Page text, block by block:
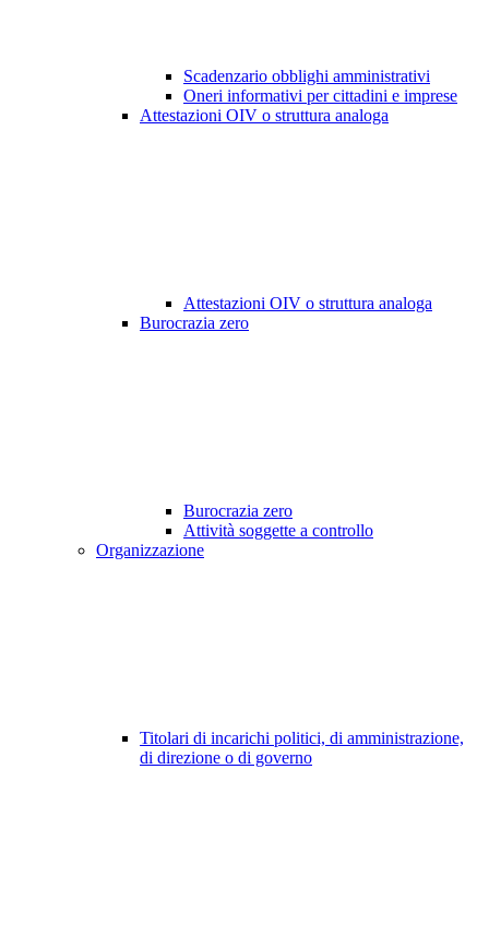
Scadenzario obblighi amministrativi
Oneri informativi per cittadini e imprese
Attestazioni OIV o struttura analoga
Attestazioni OIV o struttura analoga
Burocrazia zero
Burocrazia zero
Attività soggette a controllo
Organizzazione
Titolari di incarichi politici, di amministrazione,
di direzione o di governo